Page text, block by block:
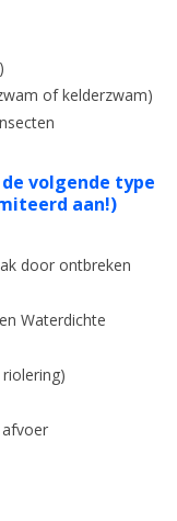
of kelderzwam)
volgende type
aan!)
door ontbreken
Waterdichte